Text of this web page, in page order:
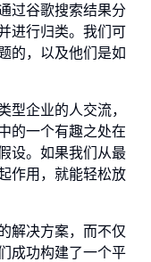
过谷歌搜索结果分
进行归类。我们可
的，以及他们是如
型企业的人交流，
的一个有趣之处在
设。如果我们从最
作用，就能轻松放
解决方案，而不仅
成功构建了一个平